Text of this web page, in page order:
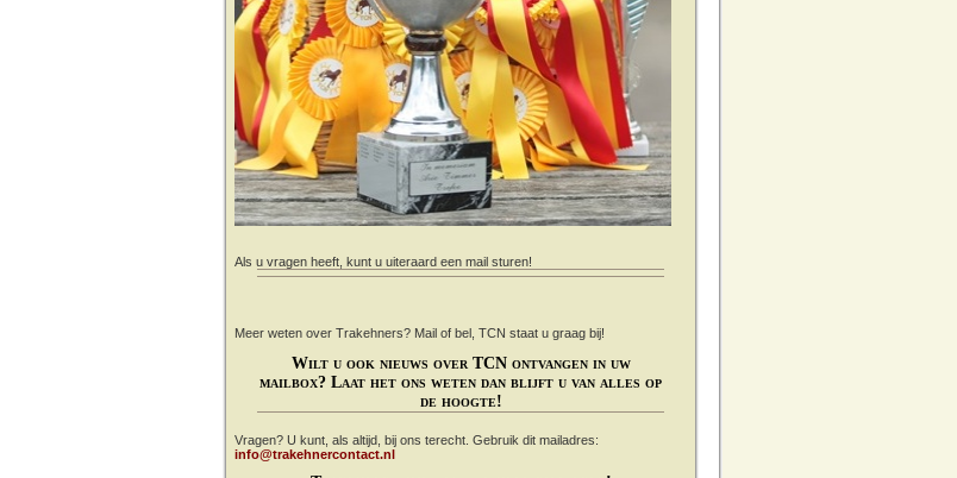
Als u vragen heeft, kunt u uiteraard een mail sturen!
Meer weten over Trakehners? Mail of bel, TCN staat u graag bij!
Wilt u ook nieuws over TCN ontvangen in uw
mailbox? Laat het ons weten dan blijft u van alles op
de hoogte!
Vragen? U kunt, als altijd, bij ons terecht. Gebruik dit mailadres:
info@trakehnercontact.nl